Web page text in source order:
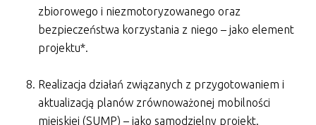
zbiorowego i niezmotoryzowanego oraz
bezpieczeństwa korzystania z niego – jako element
projektu*.
Realizacja działań związanych z przygotowaniem i
aktualizacją planów zrównoważonej mobilności
miejskiej (SUMP) – jako samodzielny projekt.